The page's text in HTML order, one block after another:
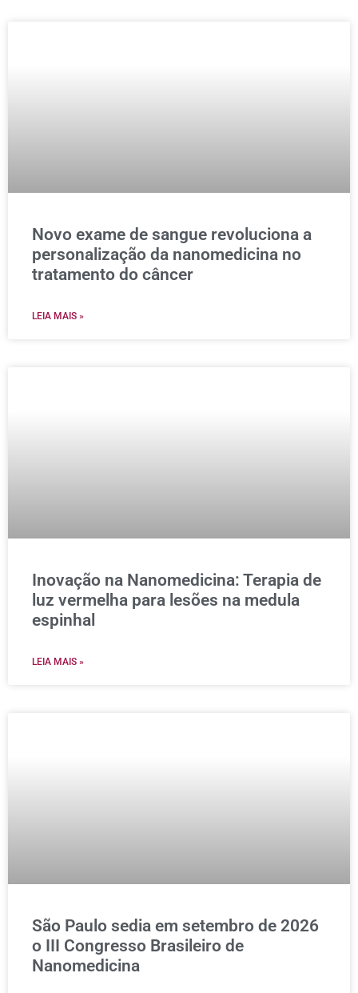
Novo exame de sangue revoluciona a
personalização da nanomedicina no
tratamento do câncer
LEIA MAIS »
Inovação na Nanomedicina: Terapia de
luz vermelha para lesões na medula
espinhal
LEIA MAIS »
São Paulo sedia em setembro de 2026
o III Congresso Brasileiro de
Nanomedicina